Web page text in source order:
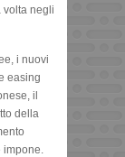
volta negli
i nuovi
easing
il
della